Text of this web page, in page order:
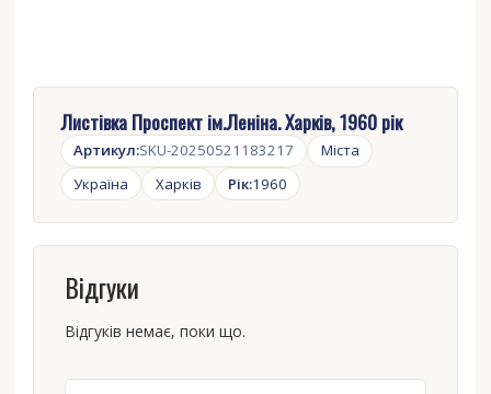
Листівка Проспект ім.Леніна. Харків, 1960 рік
Артикул:SKU-20250521183217
Міста
Україна
Харків Рік:1960
Відгуки
Відгуків немає, поки що.